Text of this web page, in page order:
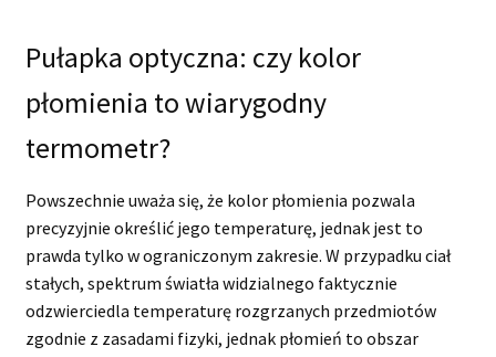
Pułapka optyczna: czy kolor
płomienia to wiarygodny
termometr?
Powszechnie uważa się, że kolor płomienia pozwala
precyzyjnie określić jego temperaturę, jednak jest to
prawda tylko w ograniczonym zakresie. W przypadku ciał
stałych, spektrum światła widzialnego faktycznie
odzwierciedla temperaturę rozgrzanych przedmiotów
zgodnie z zasadami fizyki, jednak płomień to obszar